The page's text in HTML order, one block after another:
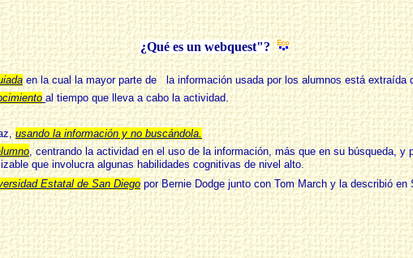
¿Qué es un webquest"?
en la cual la mayor parte de la información usada por los alumnos está extraída
al tiempo que lleva a cabo la actividad.
usando la información y no buscándola.
,centrando la actividad en el uso de la información, más que en su búsqueda,
que involucra algunas habilidades cognitivas de nivel alto.
Estatal de San DiegoporBernie Dodgejunto conTom Marchy la describió en